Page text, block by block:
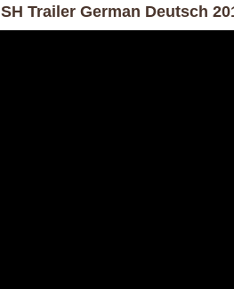
Trailer German Deutsch